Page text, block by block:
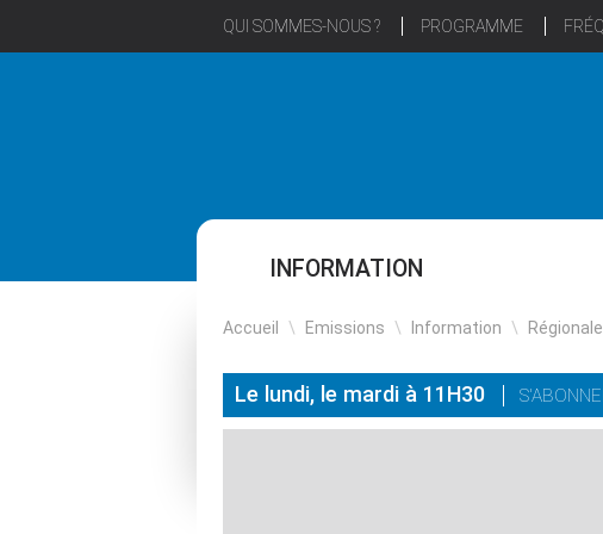
QUI SOMMES-NOUS ? PROGRAMME
INFORMATION
Accueil \ Emissions \ Information \ Régionale
Le lundi, le mardi à 11H30